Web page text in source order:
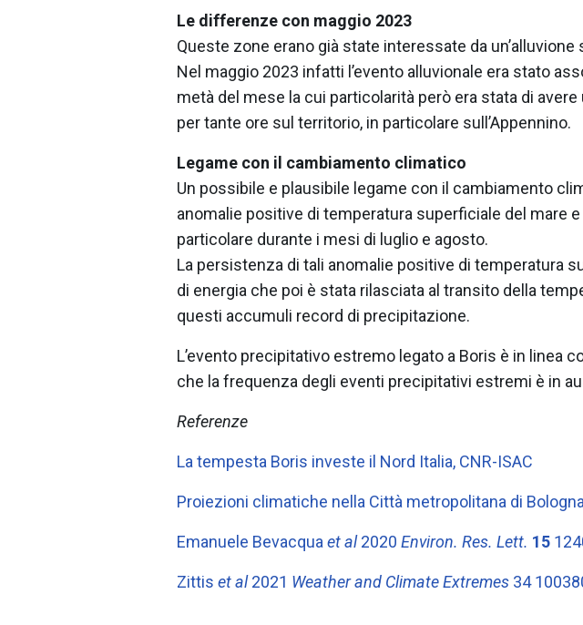
Le differenze con maggio 2023
Queste zone erano già state interessate da
Nel maggio 2023 infatti l’evento alluvionale era stato
metà del mese la cui particolarità però era stata di
per tante ore sul territorio, in particolare sull’Appennino.
Legame con il cambiamento climatico
Un possibile e plausibile legame con il cambiamento
anomalie positive di temperatura superficiale del mare
particolare durante i mesi di luglio e agosto.
La persistenza di tali anomalie positive di temperatura
di energia che poi è stata rilasciata al transito della
questi accumuli record di precipitazione.
L’evento precipitativo estremo legato a Boris è in linea
che la frequenza degli eventi precipitativi estremi è in
Referenze
La tempesta Boris investe il Nord Italia, CNR-ISAC
Proiezioni climatiche nella Città metropolitana di
Emanuele Bevacqua et al2020 Environ. Res. Lett. 15
Zittis et al2021 Weather and Climate Extremes 34